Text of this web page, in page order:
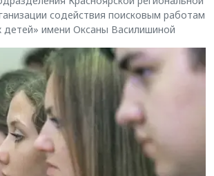
содействия поисковым работам
детей» имени Оксаны Василишиной